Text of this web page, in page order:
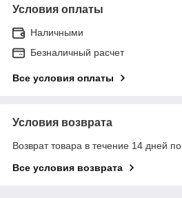
Условия оплаты
Наличными
Безналичный расчет
Все условия оплаты
Условия возврата
Возврат товара в течение 14 дней
Все условия возврата